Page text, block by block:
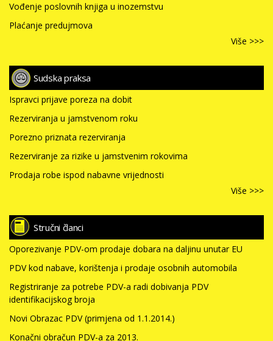
Vođenje poslovnih knjiga u inozemstvu
Plaćanje predujmova
Više >>>
Sudska praksa
Ispravci prijave poreza na dobit
Rezerviranja u jamstvenom roku
Porezno priznata rezerviranja
Rezerviranje za rizike u jamstvenim rokovima
Prodaja robe ispod nabavne vrijednosti
Više >>>
Stručni članci
Oporezivanje PDV-om prodaje dobara na daljinu unutar EU
PDV kod nabave, korištenja i prodaje osobnih automobila
Registriranje za potrebe PDV-a radi dobivanja PDV
identifikacijskog broja
Novi Obrazac PDV (primjena od 1.1.2014.)
Konačni obračun PDV-a za 2013.